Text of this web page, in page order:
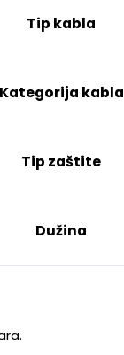
Tip kabla
Kategorija kabla
Tip zaštite
Dužina